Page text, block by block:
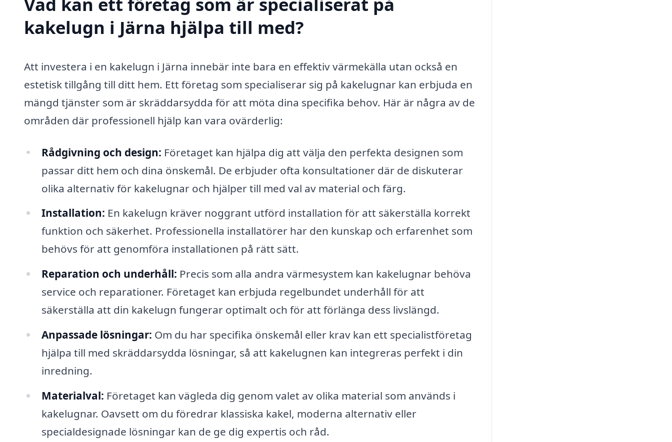
kakelugn i Järna hjälpa till med?
Att investera i en kakelugn i Järna innebär inte bara en effektiv värmekälla utan också en
estetisk tillgång till ditt hem. Ett företag som specialiserar sig på kakelugnar kan erbjuda en
mängd tjänster som är skräddarsydda för att möta dina specifika behov. Här är några av de
områden där professionell hjälp kan vara ovärderlig:
Rådgivning och design: Företaget kan hjälpa dig att välja den perfekta designen som
passar ditt hem och dina önskemål. De erbjuder ofta konsultationer där de diskuterar
olika alternativ för kakelugnar och hjälper till med val av material och färg.
Installation: En kakelugn kräver noggrant utförd installation för att säkerställa korrekt
funktion och säkerhet. Professionella installatörer har den kunskap och erfarenhet som
behövs för att genomföra installationen på rätt sätt.
Reparation och underhåll: Precis som alla andra värmesystem kan kakelugnar behöva
service och reparationer. Företaget kan erbjuda regelbundet underhåll för att
säkerställa att din kakelugn fungerar optimalt och för att förlänga dess livslängd.
Anpassade lösningar: Om du har specifika önskemål eller krav kan ett specialistföretag
hjälpa till med skräddarsydda lösningar, så att kakelugnen kan integreras perfekt i din
inredning.
Materialval: Företaget kan vägleda dig genom valet av olika material som används i
kakelugnar. Oavsett om du föredrar klassiska kakel, moderna alternativ eller
specialdesignade lösningar kan de ge dig expertis och råd.